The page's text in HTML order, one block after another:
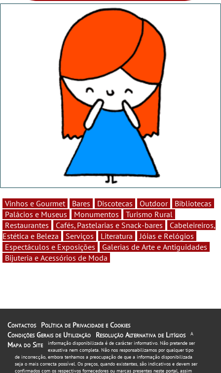
Vinhos e Gourmet Bares Discotecas Outdoor
Bibliotecas
Palácios e Museus
Monumentos
Turismo Rural
Restaurantes
Cafés, Pastelarias e Snack-bares
Cabeleireiros,
Estética e Beleza
Serviços Literatura
Jóias e Relógios
Espectáculos e Exposições
Galerias de Arte e Antiguidades
Bijuteria e Acessórios de Moda
Contactos
Política de Privacidade e Cookies
Condições Gerais de Utilização
Resolução Alternativa de Litígios
Mapa do Site
A
informação disponibilizada é de carácter informativo. Não pretende ser
exaustiva nem completa. Não nos responsabilizamos por qualquer tipo
de incorrecção, embora tenhamos a preocupação de que a informação disponibilizada
seja o mais correcta possível. Os preços, quando existentes, são indicativos e devem ser
confirmados com os respectivos fornecedores ou marcas presentes neste portal, assim